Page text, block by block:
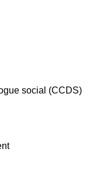
social (CCDS)